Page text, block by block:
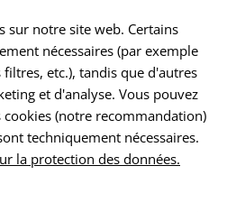
ACCESSOIRES MICROBAG
ID HOLDER
sur notre site web. Certains
nécessaires (par exemple
etc.), tandis que d'autres
et d'analyse. Vous pouvez
(notre recommandation)
techniquement nécessaires.
la protection des données.